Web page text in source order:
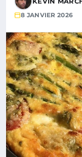
8 JANVIER 2026